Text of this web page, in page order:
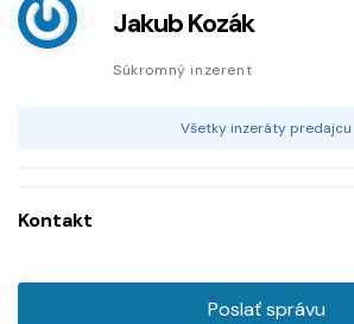
Jakub Kozák
Súkromný inzerent
Všetky inzeráty predajcu
Kontakt
Poslať správu